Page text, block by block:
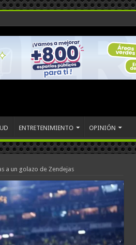
ENTRETENIMIENTO OPINIÓN
a un golazo de Zendejas